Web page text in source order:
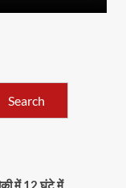
Search
में 12 घंटे में